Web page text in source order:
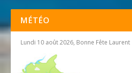
MÉTÉO
Lundi 10 août 2026, Bonne Fête Laurent